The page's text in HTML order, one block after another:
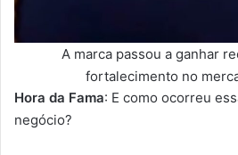
A marca passou a ganhar
fortalecimento no
Hora da Fama: E como ocorreu
negócio?